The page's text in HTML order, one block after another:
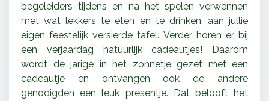
begeleiders tijdens en na het spelen verwennen
met wat lekkers te eten en te drinken, aan jullie
eigen feestelijk versierde tafel. Verder horen er bij
een verjaardag natuurlijk cadeautjes! Daarom
wordt de jarige in het zonnetje gezet met een
cadeautje en ontvangen ook de andere
genodigden een leuk presentje. Dat belooft het